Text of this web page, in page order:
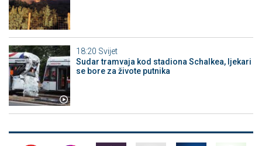
18:20 Svijet
Sudar tramvaja kod stadiona Schalkea, ljekari
se bore za živote putnika